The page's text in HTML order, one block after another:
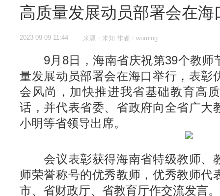
高质量发展动员部署会在海
2023-09-09 11:44 来源：未知 作者：wuming
9月8日，海南省庆祝第39个教师
量发展动员部署会在海口举行，表彰
会风尚，加快推进我省基础教育高
话，并代表省委、省政府向全省广大
小明等省领导出席。
会议表彰获得海南省特级教师、
师荣誉称号的优秀教师，优秀教师代
市、省财政厅、省教育厅作交流发言。